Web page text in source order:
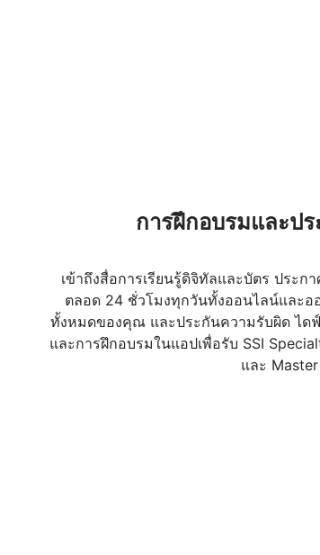
การฝึกอบรมและป
เข้าถึงสื่อการเรียนรู้ดิจิทัลและบัตร ประ
ตลอด 24 ชั่วโมงทุกวันทั้งออนไลน์และอ
ทั้งหมดของคุณ และประกันความรับผิด ได
และการฝึกอบรมในแอปเพื่อรับ SSI
และ